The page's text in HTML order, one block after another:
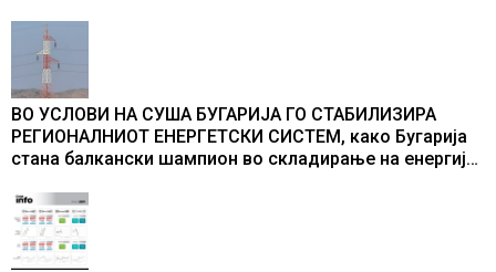
ВО УСЛОВИ НА СУША БУГАРИЈА ГО СТАБИЛИЗИРА
РЕГИОНАЛНИОТ ЕНЕРГЕТСКИ СИСТЕМ, како Бугарија
стана балкански шампион во складирање на енергија